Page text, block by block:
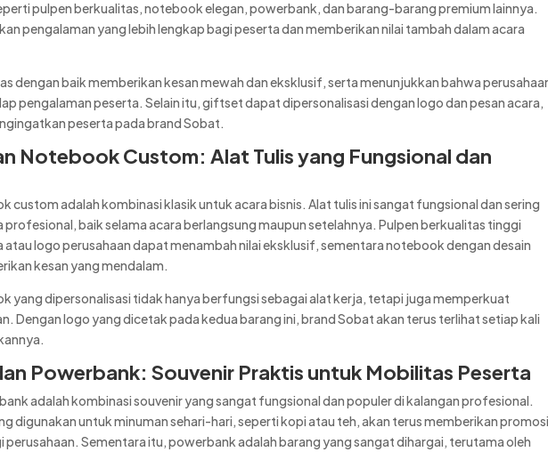
pulpen berkualitas, notebook elegan, powerbank, dan barang-barang premium lainnya.
pengalaman yang lebih lengkap bagi peserta dan memberikan nilai tambah dalam acara
dengan baik memberikan kesan mewah dan eksklusif, serta menunjukkan bahwa
pengalaman peserta. Selain itu, giftset dapat dipersonalisasi dengan logo dan pesan acara,
peserta pada brand Sobat.
Notebook Custom: Alat Tulis yang Fungsional dan
custom adalah kombinasi klasik untuk acara bisnis. Alat tulis ini sangat fungsional dan sering
profesional, baik selama acara berlangsung maupun setelahnya. Pulpen berkualitas tinggi
atau logo perusahaan dapat menambah nilai eksklusif, sementara notebook dengan desain
kesan yang mendalam.
yang dipersonalisasi tidak hanya berfungsi sebagai alat kerja, tetapi juga memperkuat
Dengan logo yang dicetak pada kedua barang ini, brand Sobat akan terus terlihat setiap kali
Powerbank: Souvenir Praktis untuk Mobilitas Peserta
adalah kombinasi souvenir yang sangat fungsional dan populer di kalangan profesional.
digunakan untuk minuman sehari-hari, seperti kopi atau teh, akan terus memberikan
perusahaan. Sementara itu, powerbank adalah barang yang sangat dihargai, terutama oleh